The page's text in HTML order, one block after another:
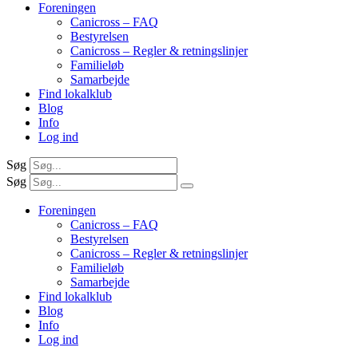
Foreningen
Canicross – FAQ
Bestyrelsen
Canicross – Regler & retningslinjer
Familieløb
Samarbejde
Find lokalklub
Blog
Info
Log ind
Søg
Søg
Foreningen
Canicross – FAQ
Bestyrelsen
Canicross – Regler & retningslinjer
Familieløb
Samarbejde
Find lokalklub
Blog
Info
Log ind